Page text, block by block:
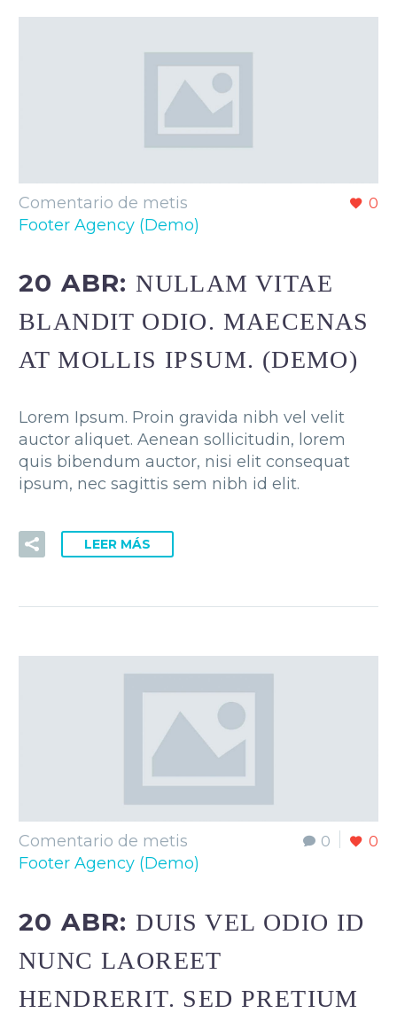
0
Comentario de metis
Footer Agency (Demo)
20 ABR:NULLAM VITAE
BLANDIT ODIO. MAECENAS
AT MOLLIS IPSUM. (DEMO)
Lorem Ipsum. Proin gravida nibh vel velit
auctor aliquet. Aenean sollicitudin, lorem
quis bibendum auctor, nisi elit consequat
ipsum, nec sagittis sem nibh id elit.
LEER MÁS
0 0
Comentario de metis
Footer Agency (Demo)
20 ABR:DUIS VEL ODIO ID
NUNC LAOREET
HENDRERIT. SED PRETIUM